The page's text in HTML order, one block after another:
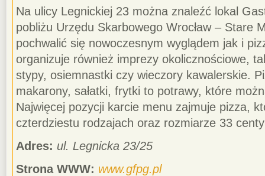
Na ulicy Legnickiej 23 można znaleźć lokal
pobliżu Urzędu Skarbowego Wrocław – Stare
pochwalić się nowoczesnym wyglądem jak i
organizuje również imprezy okolicznościowe,
stypy, osiemnastki czy wieczory kawalerskie.
makarony, sałatki, frytki to potrawy, które
Najwięcej pozycji karcie menu zajmuje pizza,
czterdziestu rodzajach oraz rozmiarze 33
Adres: ul. Legnicka 23/25
Strona WWW: www.gfpg.pl